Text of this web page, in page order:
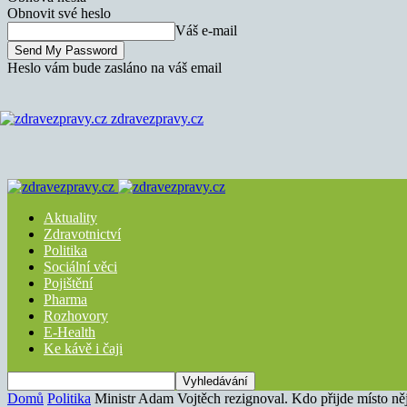
Obnovit své heslo
Váš e-mail
Heslo vám bude zasláno na váš email
zdravezpravy.cz
Aktuality
Zdravotnictví
Politika
Sociální věci
Pojištění
Pharma
Rozhovory
E-Health
Ke kávě i čaji
Domů Politika Ministr Adam Vojtěch rezignoval. Kdo přijde místo